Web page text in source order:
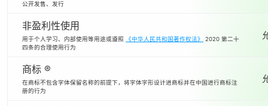
公开发售、发行
非盈利性使用
用于个人学习、内部使用等用途或遵照 《中华人民共和国著作权法》
2020 第二十
四条的合理使用行为
商标 ®
在商标不包含字体保留名称的前提下，将字体字形设计进商标并在中国进行商标注
册的行为